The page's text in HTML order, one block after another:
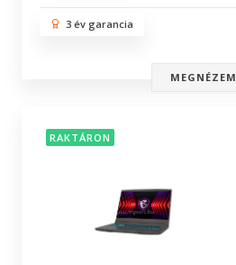
3 év garancia
MEGNÉZEM
RAKTÁRON